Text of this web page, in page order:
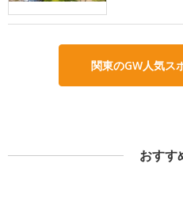
関東のGW人気ス
おすす